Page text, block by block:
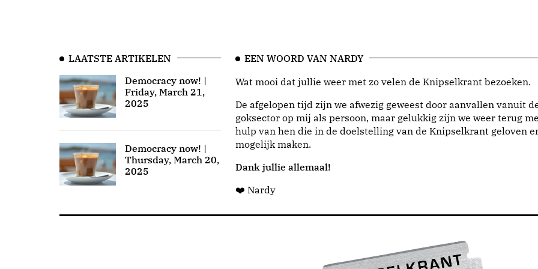
LAATSTE ARTIKELEN
Democracy now! |
Friday, March 21,
2025
Democracy now! |
Thursday, March 20,
2025
EEN WOORD VAN NARDY
Wat mooi dat jullie weer met zo velen de Knipselkrant bezoeken.
De afgelopen tijd zijn we afwezig geweest door aanvallen vanuit
goksector op mij als persoon, maar gelukkig zijn we weer terug
hulp van hen die in de doelstelling van de Knipselkrant geloven
mogelijk maken.
Dank jullie allemaal!
❤️ Nardy